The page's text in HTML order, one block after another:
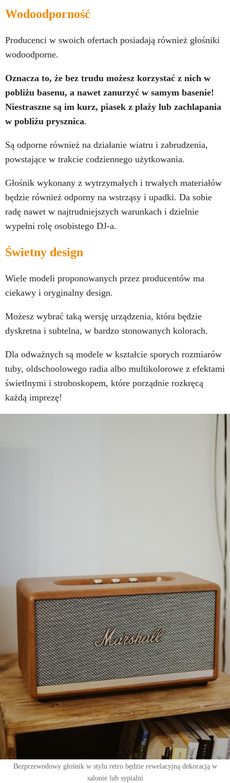
Wodoodporność
Producenci w swoich ofertach posiadają również głośniki
wodoodporne.
Oznacza to, że bez trudu możesz korzystać z nich w
pobliżu basenu, a nawet zanurzyć w samym basenie!
Niestraszne są im kurz, piasek z plaży lub zachlapania
w pobliżu prysznica.
Są odporne również na działanie wiatru i zabrudzenia,
powstające w trakcie codziennego użytkowania.
Głośnik wykonany z wytrzymałych i trwałych materiałów
będzie również odporny na wstrząsy i upadki. Da sobie
radę nawet w najtrudniejszych warunkach i dzielnie
wypełni rolę osobistego DJ-a.
Świetny design
Wiele modeli proponowanych przez producentów ma
ciekawy i oryginalny design.
Możesz wybrać taką wersję urządzenia, która będzie
dyskretna i subtelna, w bardzo stonowanych kolorach.
Dla odważnych są modele w kształcie sporych rozmiarów
tuby, oldschoolowego radia albo multikolorowe z efektami
świetlnymi i stroboskopem, które porządnie rozkręcą
każdą imprezę!
Bezprzewodowy głośnik w stylu retro będzie rewelacyjną dekoracją w
salonie lub sypialni